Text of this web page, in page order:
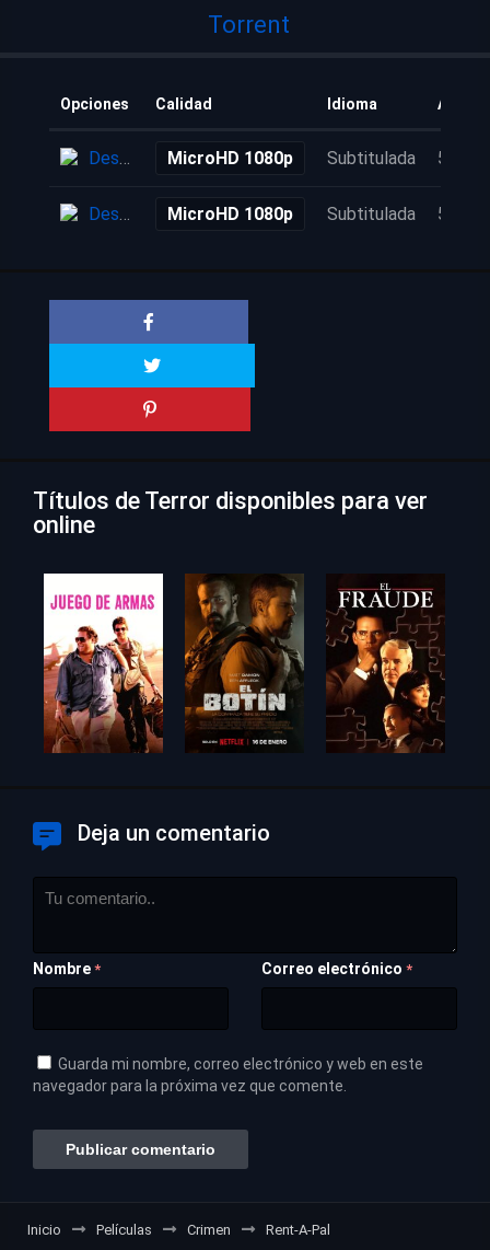
Torrent
Opciones Calidad Idioma
Descarga MicroHD 1080p Subtitulada 5 años
Descarga MicroHD 1080p Subtitulada 5 años
Títulos de Terror disponibles para ver
online
Deja un comentario
Nombre * Correo electrónico *
Guarda mi nombre, correo electrónico y web en este
navegador para la próxima vez que comente.
Inicio Películas Crimen Rent-A-Pal